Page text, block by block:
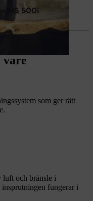
MS 500¡
som ger rätt
luft och bränsle i
fungerar i